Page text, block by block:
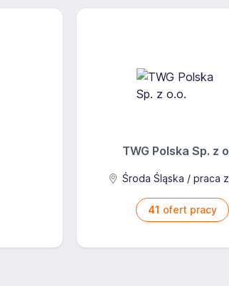
TWG Polska Sp. z
Środa Śląska / praca
41 ofert pracy